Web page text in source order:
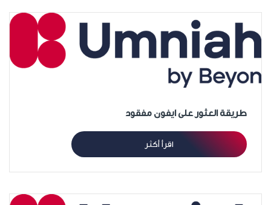
طريقة العثور على ايفون مفقود
اقرأ أكثر